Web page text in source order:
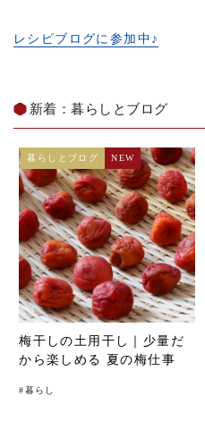
レシピブログに参加中♪
新着：暮らしとブログ
梅干しの土用干し｜少量だ
から楽しめる 夏の梅仕事
#暮らし
暮らしとブログ NEW